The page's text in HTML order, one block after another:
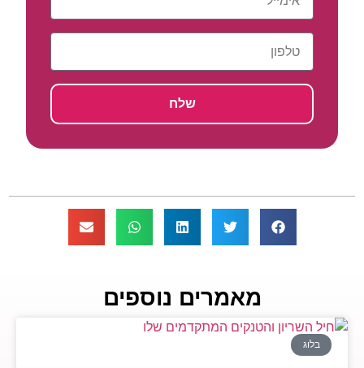
שלח
מאמרים נוספים
בלוג